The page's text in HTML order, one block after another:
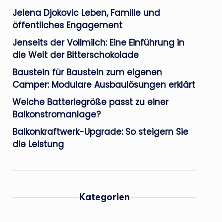
Jelena Djokovic Leben, Familie und
öffentliches Engagement
Jenseits der Vollmilch: Eine Einführung in
die Welt der Bitterschokolade
Baustein für Baustein zum eigenen
Camper: Modulare Ausbaulösungen erklärt
Welche Batteriegröße passt zu einer
Balkonstromanlage?
Balkonkraftwerk-Upgrade: So steigern Sie
die Leistung
Kategorien